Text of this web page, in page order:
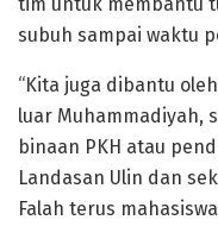
subuh sampai waktu
“Kita juga dibantu
luar Muhammadiyah,
binaan PKH atau
Landasan Ulin dan
Falah terus